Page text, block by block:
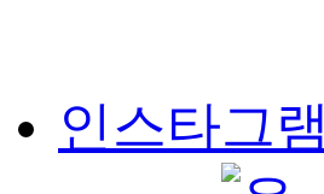
인스타그램